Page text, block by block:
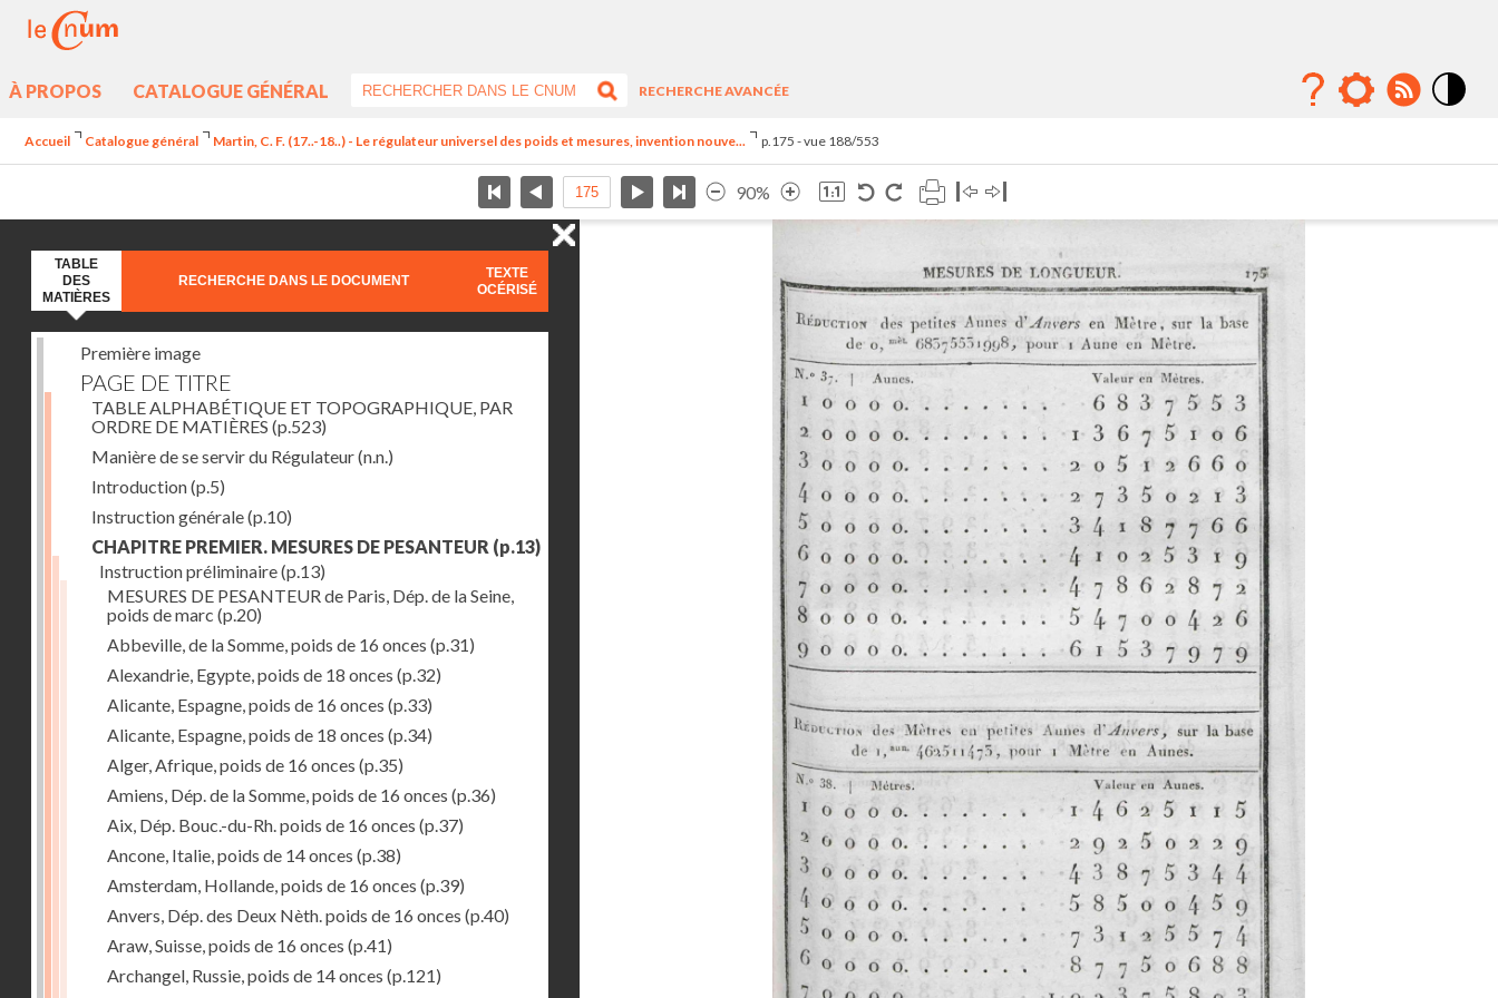
À PROPOS CATALOGUE GÉNÉRAL
RECHERCHE AVANCÉE
Accueil Catalogue général Martin, C. F. (17..-18..) - Le régulateur universel des poids et mesures, invention nouve... p.175 - vue 188/553
90%
TABLE
DES
MATIÈRES
RECHERCHE DANS LE DOCUMENT
TEXTE
OCÉRISÉ
Première image
PAGE DE TITRE
TABLE ALPHABÉTIQUE ET TOPOGRAPHIQUE, PAR
ORDRE DE MATIÈRES (p.523)
Manière de se servir du Régulateur(n.n.)
Introduction(p.5)
Instruction générale(p.10)
CHAPITRE PREMIER. MESURES DE PESANTEUR (p.13)
Instruction préliminaire(p.13)
MESURES DE PESANTEUR de Paris, Dép. de la Seine,
poids de marc (p.20)
Abbeville, de la Somme, poids de 16 onces (p.31)
Alexandrie, Egypte, poids de 18 onces (p.32)
Alicante, Espagne, poids de 16 onces (p.33)
Alicante, Espagne, poids de 18 onces (p.34)
Alger, Afrique, poids de 16 onces (p.35)
Amiens, Dép. de la Somme, poids de 16 onces (p.36)
Aix, Dép. Bouc.-du-Rh. poids de 16 onces (p.37)
Ancone, Italie, poids de 14 onces (p.38)
Amsterdam, Hollande, poids de 16 onces (p.39)
Anvers, Dép. des Deux Nèth. poids de 16 onces (p.40)
Araw, Suisse, poids de 16 onces (p.41)
Archangel, Russie, poids de 14 onces (p.121)